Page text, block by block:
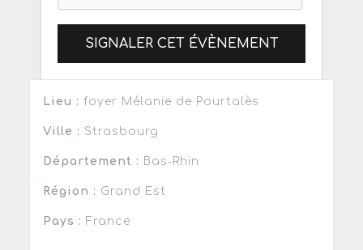
SIGNALER CET ÉVÈNEMENT
Lieu : foyer Mélanie de Pourtalès
Ville : Strasbourg
Département : Bas-Rhin
Région : Grand Est
Pays : France